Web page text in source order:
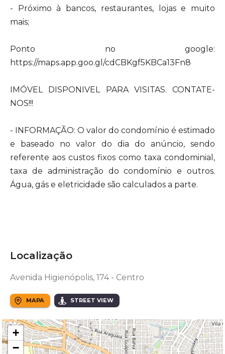
- Próximo à bancos, restaurantes, lojas e muito
mais;
Ponto no google:
https://maps.app.goo.gl/cdCBKgf5KBCa13Fn8
IMÓVEL DISPONIVEL PARA VISITAS. CONTATE-
NOS!!!
- INFORMAÇÃO: O valor do condomínio é estimado
e baseado no valor do dia do anúncio, sendo
referente aos custos fixos como taxa condominial,
taxa de administração do condomínio e outros.
Água, gás e eletricidade são calculados a parte.
Localização
Avenida Higienópolis, 174 - Centro
MAPA STREET VIEW
+
−